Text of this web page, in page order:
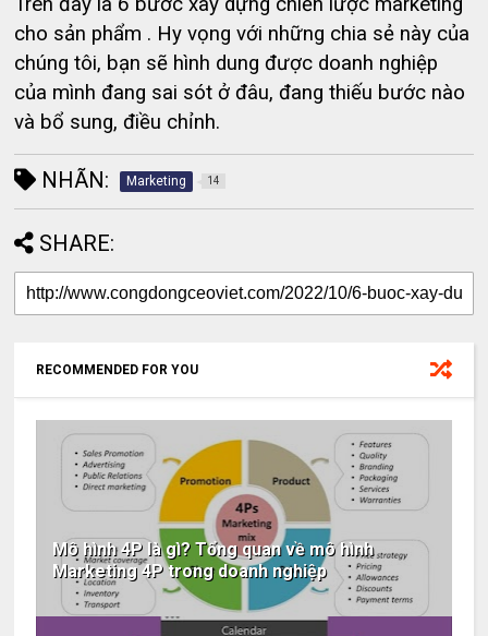
cho sản phẩm . Hy vọng với những chia sẻ này của
chúng tôi, bạn sẽ hình dung được doanh nghiệp
của mình đang sai sót ở đâu, đang thiếu bước nào
và bổ sung, điều chỉnh.
NHÃN: Marketing 14
SHARE:
RECOMMENDED FOR YOU
Mô hình 4P là gì? Tổng quan về mô hình
Marketing 4P trong doanh nghiệp